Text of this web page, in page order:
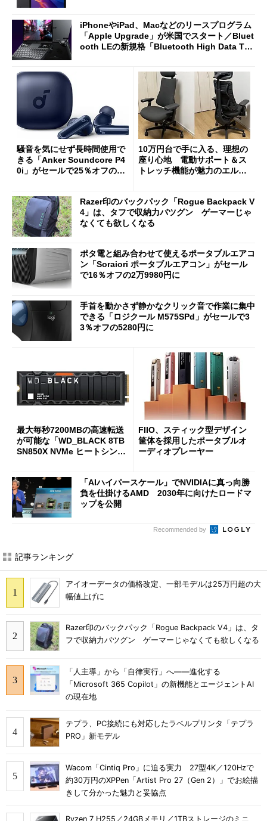
iPhoneやiPad、Macなどのリースプログラム
「Apple Upgrade」が米国でスタート／Bluet
ooth LEの新規格「Bluetooth High Data Thr
騒音を気にせず長時間使用で
きる「Anker Soundcore P4
0i」がセールで25％オフの59
10万円台で手に入る、理想の
座り心地 電動サポート＆ス
トレッチ機能が魅力のエルゴ
Razer印のバックパック「Rogue Backpack V
4」は、タフで収納力バツグン ゲーマーじゃ
なくても欲しくなる
ポタ電と組み合わせて使えるポータブルエアコ
ン「Soraiori ポータブルエアコン」がセール
で16％オフの2万9980円に
手首を動かさず静かなクリック音で作業に集中
できる「ロジクール M575SPd」がセールで3
3％オフの5280円に
最大毎秒7200MBの高速転送
が可能な「WD_BLACK 8TB
SN850X NVMe ヒートシンク
FIIO、スティック型デザイン
筐体を採用したポータブルオ
ーディオプレーヤー
「AIハイパースケール」でNVIDIAに真っ向勝
負を仕掛けるAMD 2030年に向けたロードマ
ップを公開
Recommended by
記事ランキング
アイオーデータの価格改定、一部モデルは25万円超の大
幅値上げに
Razer印のバックパック「Rogue Backpack V4」は、タ
フで収納力バツグン ゲーマーじゃなくても欲しくなる
「人主導」から「自律実行」へ――進化する
「Microsoft 365 Copilot」の新機能とエージェントAI
の現在地
テプラ、PC接続にも対応したラベルプリンタ「テプラ
PRO」新モデル
Wacom「Cintiq Pro」に迫る実力 27型4K／120Hzで
約30万円のXPPen「Artist Pro 27（Gen 2）」でお絵描
きして分かった魅力と妥協点
Ryzen 7 H255／24GBメモリ／1TBストレージのミニ